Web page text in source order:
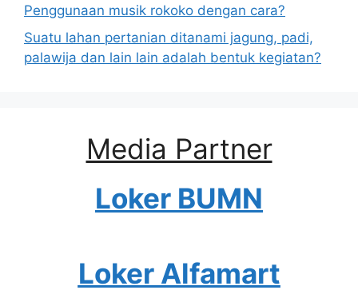
Penggunaan musik rokoko dengan cara?
Suatu lahan pertanian ditanami jagung, padi,
palawija dan lain lain adalah bentuk kegiatan?
Media Partner
Loker BUMN
Loker Alfamart